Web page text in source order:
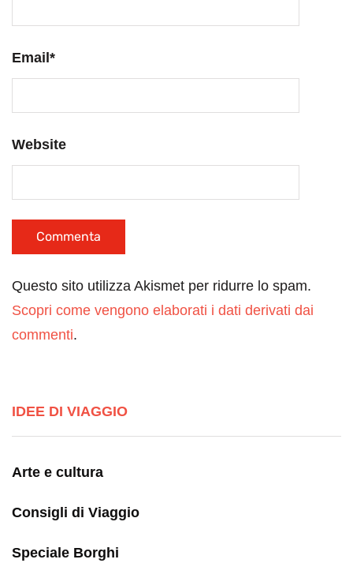
Email *
Website
Questo sito utilizza Akismet per ridurre lo spam.
Scopri come vengono elaborati i dati derivati dai
commenti.
IDEE DI VIAGGIO
Arte e cultura
Consigli di Viaggio
Speciale Borghi